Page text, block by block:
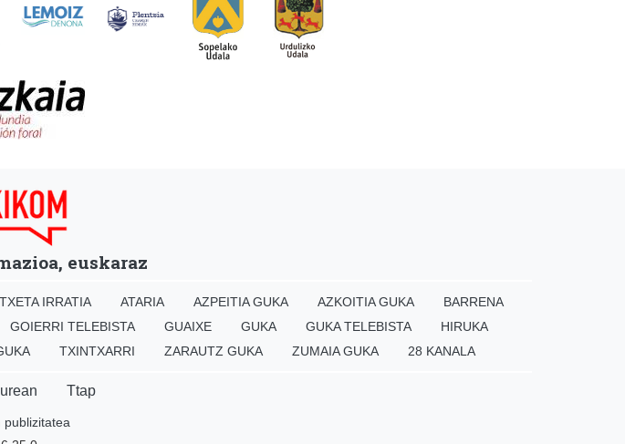
euskaraz
IRRATIA ATARIA AZPEITIA GUKA AZKOITIA GUKA
BARRENA
GOIERRI TELEBISTA GUAIXE GUKA GUKA TELEBISTA
HIRUKA
TXINTXARRI ZARAUTZ GUKA ZUMAIA GUKA 28 KANALA
Ttap
publizitatea